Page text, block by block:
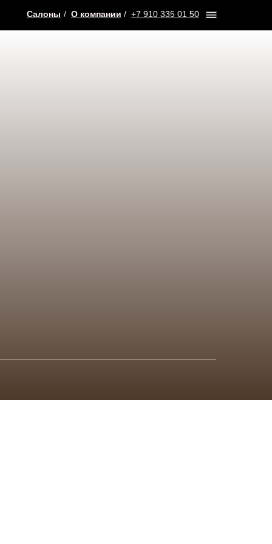
+7 910 335 01 50
/
О компании
/
Салоны